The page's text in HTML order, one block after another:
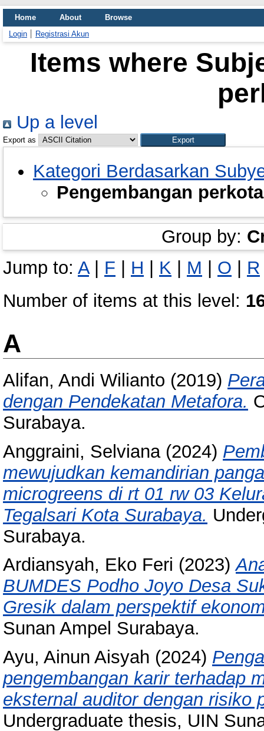
Home About
Browse
Login
Registrasi Akun
Items where
Up a level
Export as
Kategori Berdasarkan
Pengembangan
Group by:
Jump to: A| F | H | K | M | O | R
Number of items at this level:
A
Alifan, Andi Wilianto (2019)
dengan Pendekatan Metafora.
Surabaya.
Anggraini, Selviana(2024)
mewujudkan kemandirian
microgreens di rt 01 rw 03
Tegalsari Kota Surabaya.
Surabaya.
Ardiansyah, Eko Feri (2023)
BUMDES Podho Joyo Desa
Gresik dalam perspektif
Sunan Ampel Surabaya.
Ayu, Ainun Aisyah (2024)
pengembangan karir terhadap
eksternal auditor dengan risiko
Undergraduate thesis, UIN